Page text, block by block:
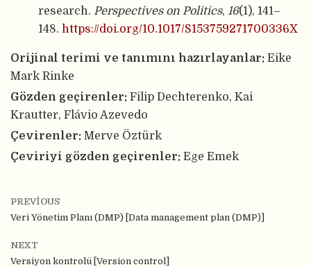
research. Perspectives on Politics, 16(1), 141–
148. https://doi.org/10.1017/S153759271700336X
Orijinal terimi ve tanımını hazırlayanlar: Eike
Mark Rinke
Gözden geçirenler: Filip Dechterenko, Kai
Krautter, Flávio Azevedo
Çevirenler: Merve Öztürk
Çeviriyi gözden geçirenler: Ege Emek
PREVIOUS
Veri Yönetim Planı (DMP) [Data management plan (DMP)]
NEXT
Versiyon kontrolü [Version control]